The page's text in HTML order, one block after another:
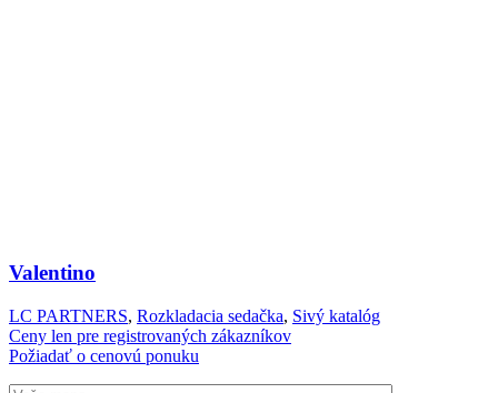
Valentino
LC PARTNERS, Rozkladacia sedačka, Sivý katalóg
Ceny len pre registrovaných zákazníkov
Požiadať o cenovú ponuku